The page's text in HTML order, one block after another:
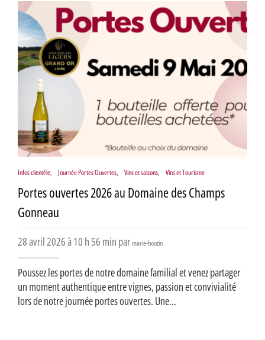
Infos clientèle, Journée Portes Ouvertes, Vins et saisons, Vins et Tourisme
Portes ouvertes 2026 au Domaine des Champs
Gonneau
28 avril 2026 à 10 h 56 min parmarie-boutin
Poussez les portes de notre domaine familial et venez partager
un moment authentique entre vignes, passion et convivialité
lors de notre journée portes ouvertes. Une...